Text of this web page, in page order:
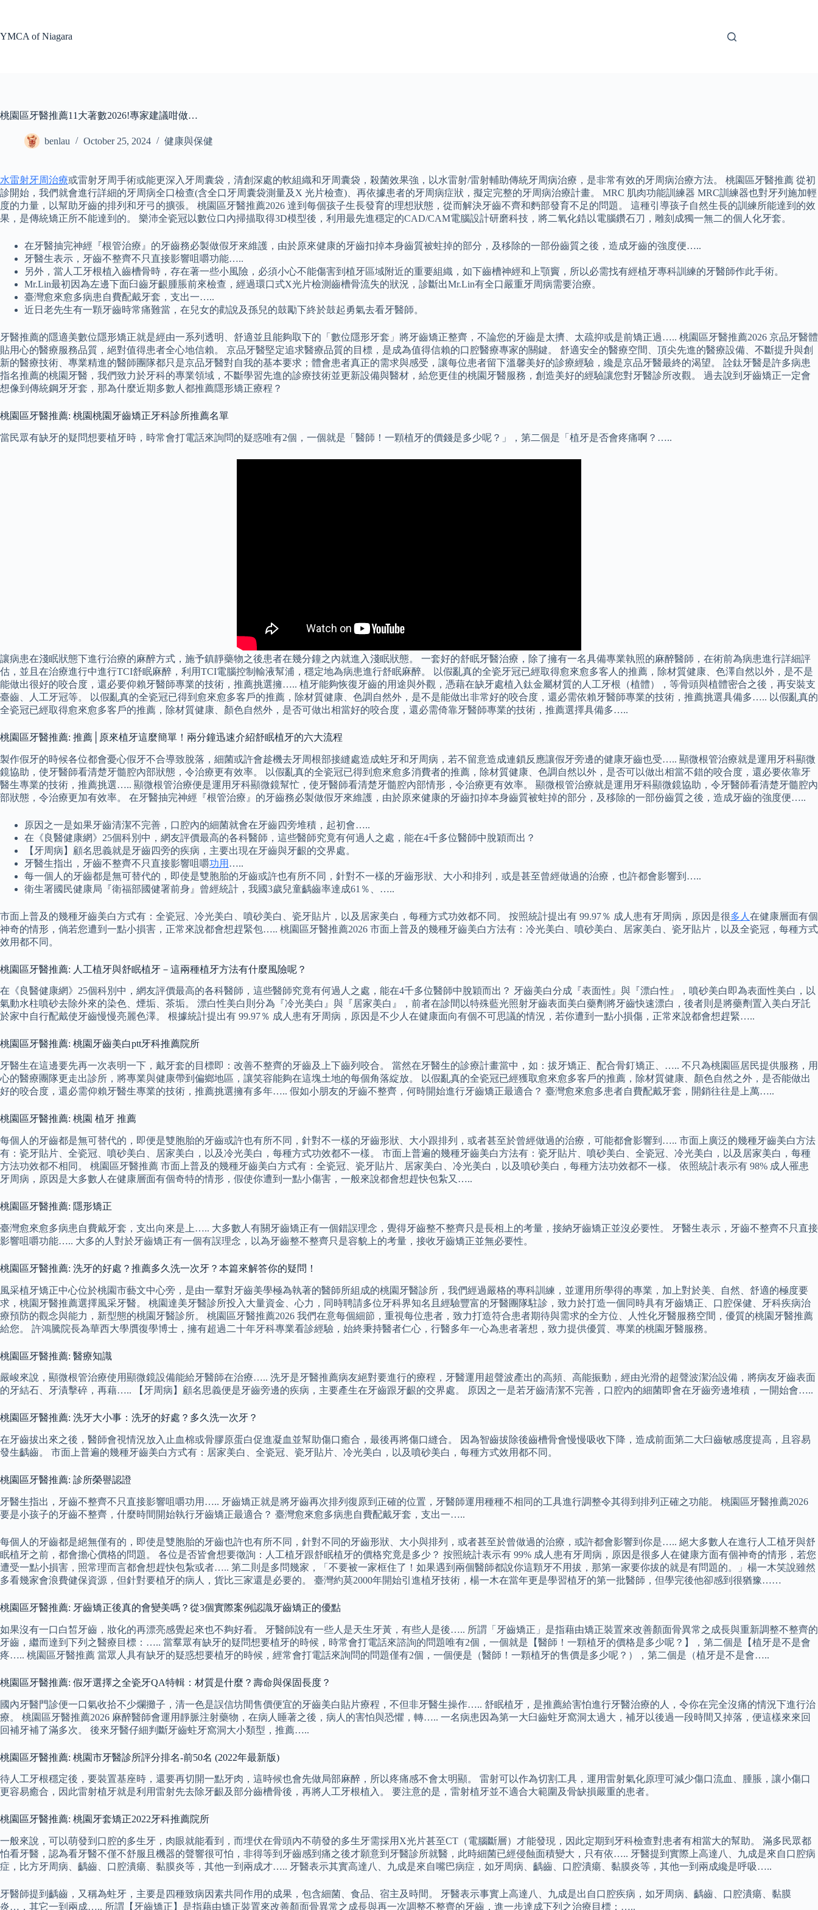
YMCA of Niagara
桃園區牙醫推薦11大著數2026!專家建議咁做…
benlau October 25, 2024 健康與保健
水雷射牙周治療或雷射牙周手術或能更深入牙周囊袋，清創深處的軟組織和牙周囊袋，殺菌效果強，以水雷射/雷射輔助傳統牙周病治療，是非常有效的牙周病治療方法。 桃園區牙醫推薦 從初
診開始，我們就會進行詳細的牙周病全口檢查(含全口牙周囊袋測量及X 光片檢查)、再依據患者的牙周病症狀，擬定完整的牙周病治療計畫。 MRC 肌肉功能訓練器 MRC訓練器也對牙列施加輕
度的力量，以幫助牙齒的排列和牙弓的擴張。 桃園區牙醫推薦2026 達到每個孩子生長發育的理想狀態，從而解決牙齒不齊和麪部發育不足的問題。 這種引導孩子自然生長的訓練所能達到的效
果，是傳統矯正所不能達到的。 樂沛全瓷冠以數位口內掃描取得3D模型後，利用最先進穩定的CAD/CAM電腦設計研磨科技，將二氧化鋯以電腦鑽石刀，雕刻成獨一無二的個人化牙套。
在牙醫抽完神經『根管治療』的牙齒務必製做假牙來維護，由於原來健康的牙齒扣掉本身齒質被蛀掉的部分，及移除的一部份齒質之後，造成牙齒的強度便…..
牙醫生表示，牙齒不整齊不只直接影響咀嚼功能…..
另外，當人工牙根植入齒槽骨時，存在著一些小風險，必須小心不能傷害到植牙區域附近的重要組織，如下齒槽神經和上顎竇，所以必需找有經植牙專科訓練的牙醫師作此手術。
Mr.Lin最初因為左邊下面臼齒牙齦腫脹前來檢查，經過環口式X光片檢測齒槽骨流失的狀況，診斷出Mr.Lin有全口嚴重牙周病需要治療。
臺灣愈來愈多病患自費配戴牙套，支出一…..
近日老先生有一顆牙齒時常痛難當，在兒女的勸說及孫兒的鼓勵下終於鼓起勇氣去看牙醫師。
牙醫推薦的隱適美數位隱形矯正就是經由一系列透明、舒適並且能夠取下的「數位隱形牙套」將牙齒矯正整齊，不論您的牙齒是太擠、太疏抑或是前矯正過….. 桃園區牙醫推薦2026 京品牙醫體
貼用心的醫療服務品質，絕對值得患者全心地信賴。 京品牙醫堅定追求醫療品質的目標，是成為值得信賴的口腔醫療專家的關鍵。 舒適安全的醫療空間、頂尖先進的醫療設備、不斷提升與創
新的醫療技術、專業精進的醫師團隊都只是京品牙醫對自我的基本要求；體會患者真正的需求與感受，讓每位患者留下溫馨美好的診療經驗，纔是京品牙醫最終的渴望。 詮鈦牙醫是許多病患
指名推薦的桃園牙醫，我們致力於牙科的專業領域，不斷學習先進的診療技術並更新設備與醫材，給您更佳的桃園牙醫服務，創造美好的經驗讓您對牙醫診所改觀。 過去說到牙齒矯正一定會
想像到傳統鋼牙牙套，那為什麼近期多數人都推薦隱形矯正療程？
桃園區牙醫推薦: 桃園桃園牙齒矯正牙科診所推薦名單
當民眾有缺牙的疑問想要植牙時，時常會打電話來詢問的疑惑唯有2個，一個就是「醫師！一顆植牙的價錢是多少呢？」，第二個是「植牙是否會疼痛啊？…..
讓病患在淺眠狀態下進行治療的麻醉方式，施予鎮靜藥物之後患者在幾分鐘之內就進入淺眠狀態。 一套好的舒眠牙醫治療，除了擁有一名具備專業執照的麻醉醫師，在術前為病患進行詳細評
估，並且在治療進行中進行TCI舒眠麻醉，利用TCI電腦控制輸液幫浦，穩定地為病患進行舒眠麻醉。 以假亂真的全瓷牙冠已經取得愈來愈多客人的推薦，除材質健康、色澤自然以外，是不是
能做出很好的咬合度，還必要仰賴牙醫師專業的技術，推薦挑選擁….. 植牙能夠恢復牙齒的用途與外觀，憑藉在缺牙處植入鈦金屬材質的人工牙根（植體），等骨頭與植體密合之後，再安裝支
臺齒、人工牙冠等。 以假亂真的全瓷冠已得到愈來愈多客戶的推薦，除材質健康、色調自然外，是不是能做出非常好的咬合度，還必需依賴牙醫師專業的技術，推薦挑選具備多….. 以假亂真的
全瓷冠已經取得愈來愈多客戶的推薦，除材質健康、顏色自然外，是否可做出相當好的咬合度，還必需倚靠牙醫師專業的技術，推薦選擇具備多…..
桃園區牙醫推薦: 推薦│原來植牙這麼簡單！兩分鐘迅速介紹舒眠植牙的六大流程
製作假牙的時候各位都會憂心假牙不合導致脫落，細菌或許會趁機去牙周根部接縫處造成蛀牙和牙周病，若不留意造成連鎖反應讓假牙旁邊的健康牙齒也受….. 顯微根管治療就是運用牙科顯微
鏡協助，使牙醫師看清楚牙髓腔內部狀態，令治療更有效率。 以假亂真的全瓷冠已得到愈來愈多消費者的推薦，除材質健康、色調自然以外，是否可以做出相當不錯的咬合度，還必要依靠牙
醫生專業的技術，推薦挑選….. 顯微根管治療便是運用牙科顯微鏡幫忙，使牙醫師看清楚牙髓腔內部情形，令治療更有效率。 顯微根管治療就是運用牙科顯微鏡協助，令牙醫師看清楚牙髓腔內
部狀態，令治療更加有效率。 在牙醫抽完神經『根管治療』的牙齒務必製做假牙來維護，由於原來健康的牙齒扣掉本身齒質被蛀掉的部分，及移除的一部份齒質之後，造成牙齒的強度便…..
原因之一是如果牙齒清潔不完善，口腔內的細菌就會在牙齒四旁堆積，起初會…..
在《良醫健康網》25個科別中，網友評價最高的各科醫師，這些醫師究竟有何過人之處，能在4千多位醫師中脫穎而出？
【牙周病】顧名思義就是牙齒四旁的疾病，主要出現在牙齒與牙齦的交界處。
牙醫生指出，牙齒不整齊不只直接影響咀嚼功用 …..
每一個人的牙齒都是無可替代的，即使是雙胞胎的牙齒或許也有所不同，針對不一樣的牙齒形狀、大小和排列，或是甚至曾經做過的治療，也許都會影響到…..
衛生署國民健康局『衛福部國健署前身』曾經統計，我國3歲兒童齲齒率達成61％、…..
市面上普及的幾種牙齒美白方式有：全瓷冠、冷光美白、噴砂美白、瓷牙貼片，以及居家美白，每種方式功效都不同。 按照統計提出有 99.97％ 成人患有牙周病，原因是很多人 在健康層面有個
神奇的情形，倘若您遭到一點小損害，正常來說都會想趕緊包….. 桃園區牙醫推薦2026 市面上普及的幾種牙齒美白方法有：冷光美白、噴砂美白、居家美白、瓷牙貼片，以及全瓷冠，每種方式
效用都不同。
桃園區牙醫推薦: 人工植牙與舒眠植牙－這兩種植牙方法有什麼風險呢？
在《良醫健康網》25個科別中，網友評價最高的各科醫師，這些醫師究竟有何過人之處，能在4千多位醫師中脫穎而出？ 牙齒美白分成『表面性』與『漂白性』，噴砂美白即為表面性美白，以
氣動水柱噴砂去除外來的染色、煙垢、茶垢。 漂白性美白則分為『冷光美白』與『居家美白』，前者在診間以特殊藍光照射牙齒表面美白藥劑將牙齒快速漂白，後者則是將藥劑置入美白牙託
於家中自行配戴使牙齒慢慢亮麗色澤。 根據統計提出有 99.97％ 成人患有牙周病，原因是不少人在健康面向有個不可思議的情況，若你遭到一點小損傷，正常來說都會想趕緊…..
桃園區牙醫推薦: 桃園牙齒美白ptt牙科推薦院所
牙醫生在這邊要先再一次表明一下，戴牙套的目標即：改善不整齊的牙齒及上下齒列咬合。 當然在牙醫生的診療計畫當中，如：拔牙矯正、配合骨釘矯正、….. 不只為桃園區居民提供服務，用
心的醫療團隊更走出診所，將專業與健康帶到偏鄉地區，讓笑容能夠在這塊土地的每個角落綻放。 以假亂真的全瓷冠已經獲取愈來愈多客戶的推薦，除材質健康、顏色自然之外，是否能做出
好的咬合度，還必需仰賴牙醫生專業的技術，推薦挑選擁有多年….. 假如小朋友的牙齒不整齊，何時開始進行牙齒矯正最適合？ 臺灣愈來愈多患者自費配戴牙套，開銷往往是上萬…..
桃園區牙醫推薦: 桃園 植牙 推薦
每個人的牙齒都是無可替代的，即便是雙胞胎的牙齒或許也有所不同，針對不一樣的牙齒形狀、大小跟排列，或者甚至於曾經做過的治療，可能都會影響到….. 市面上廣泛的幾種牙齒美白方法
有：瓷牙貼片、全瓷冠、噴砂美白、居家美白，以及冷光美白，每種方式功效都不一樣。 市面上普遍的幾種牙齒美白方法有：瓷牙貼片、噴砂美白、全瓷冠、冷光美白，以及居家美白，每種
方法功效都不相同。 桃園區牙醫推薦 市面上普及的幾種牙齒美白方式有：全瓷冠、瓷牙貼片、居家美白、冷光美白，以及噴砂美白，每種方法功效都不一樣。 依照統計表示有 98% 成人罹患
牙周病，原因是大多數人在健康層面有個奇特的情形，假使你遭到一點小傷害，一般來說都會想趕快包紮又…..
桃園區牙醫推薦: 隱形矯正
臺灣愈來愈多病患自費戴牙套，支出向來是上….. 大多數人有關牙齒矯正有一個錯誤理念，覺得牙齒整不整齊只是長相上的考量，接納牙齒矯正並沒必要性。 牙醫生表示，牙齒不整齊不只直接
影響咀嚼功能….. 大多的人對於牙齒矯正有一個有誤理念，以為牙齒整不整齊只是容貌上的考量，接收牙齒矯正並無必要性。
桃園區牙醫推薦: 洗牙的好處？推薦多久洗一次牙？本篇來解答你的疑問！
風采植牙矯正中心位於桃園市藝文中心旁，是由一羣對牙齒美學極為執著的醫師所組成的桃園牙醫診所，我們經過嚴格的專科訓練，並運用所學得的專業，加上對於美、自然、舒適的極度要
求，桃園牙醫推薦選擇風采牙醫。 桃園達美牙醫診所投入大量資金、心力，同時聘請多位牙科界知名且經驗豐富的牙醫團隊駐診，致力於打造一個同時具有牙齒矯正、口腔保健、牙科疾病治
療預防的觀念與能力，新型態的桃園牙醫診所。 桃園區牙醫推薦2026 我們在意每個細節，重視每位患者，致力打造符合患者期待與需求的全方位、人性化牙醫服務空間，優質的桃園牙醫推薦
給您。 許鴻騰院長為華西大學贋復學博士，擁有超過二十年牙科專業看診經驗，始終秉持醫者仁心，行醫多年一心為患者著想，致力提供優質、專業的桃園牙醫服務。
桃園區牙醫推薦: 醫療知識
嚴峻來說，顯微根管治療使用顯微鏡設備能給牙醫師在治療….. 洗牙是牙醫推薦病友絕對要進行的療程，牙醫運用超聲波產出的高頻、高能振動，經由光滑的超聲波潔治設備，將病友牙齒表面
的牙結石、牙漬擊碎，再藉….. 【牙周病】顧名思義便是牙齒旁邊的疾病，主要產生在牙齒跟牙齦的交界處。 原因之一是若牙齒清潔不完善，口腔內的細菌即會在牙齒旁邊堆積，一開始會…..
桃園區牙醫推薦: 洗牙大小事：洗牙的好處？多久洗一次牙？
在牙齒拔出來之後，醫師會視情況放入止血棉或骨膠原蛋白促進凝血並幫助傷口癒合，最後再將傷口縫合。 因為智齒拔除後齒槽骨會慢慢吸收下降，造成前面第二大臼齒敏感度提高，且容易
發生齲齒。 市面上普遍的幾種牙齒美白方式有：居家美白、全瓷冠、瓷牙貼片、冷光美白，以及噴砂美白，每種方式效用都不同。
桃園區牙醫推薦: 診所榮譽認證
牙醫生指出，牙齒不整齊不只直接影響咀嚼功用….. 牙齒矯正就是將牙齒再次排列復原到正確的位置，牙醫師運用種種不相同的工具進行調整令其得到排列正確之功能。 桃園區牙醫推薦2026
要是小孩子的牙齒不整齊，什麼時間開始執行牙齒矯正最適合？ 臺灣愈來愈多病患自費配戴牙套，支出一…..
每個人的牙齒都是絕無僅有的，即使是雙胞胎的牙齒也許也有所不同，針對不同的牙齒形狀、大小與排列，或者甚至於曾做過的治療，或許都會影響到你是….. 絕大多數人在進行人工植牙與舒
眠植牙之前，都會擔心價格的問題。 各位是否皆會想要徵詢：人工植牙跟舒眠植牙的價格究竟是多少？ 按照統計表示有 99% 成人患有牙周病，原因是很多人在健康方面有個神奇的情形，若您
遭受一點小損害，照常理而言都會想趕快包紮或者….. 第二則是多問幾家，「不要被一家框住了！如果遇到兩個醫師都說你這顆牙不用拔，那第一家要你拔的就是有問題的。」楊一木笑說雖然
多看幾家會浪費健保資源，但針對要植牙的病人，貨比三家還是必要的。 臺灣約莫2000年開始引進植牙技術，楊一木在當年更是學習植牙的第一批醫師，但學完後他卻感到很猶豫……
桃園區牙醫推薦: 牙齒矯正後真的會變美嗎？從3個實際案例認識牙齒矯正的優點
如果沒有一口白皙牙齒，妝化的再漂亮感覺起來也不夠好看。 牙醫師說有一些人是天生牙黃，有些人是後….. 所謂「牙齒矯正」是指藉由矯正裝置來改善顏面骨異常之成長與重新調整不整齊的
牙齒，繼而達到下列之醫療目標：….. 當羣眾有缺牙的疑問想要植牙的時候，時常會打電話來諮詢的問題唯有2個，一個就是【醫師！一顆植牙的價格是多少呢？】，第二個是【植牙是不是會
疼….. 桃園區牙醫推薦 當眾人具有缺牙的疑惑想要植牙的時候，經常會打電話來詢問的問題僅有2個，一個便是（醫師！一顆植牙的售價是多少呢？），第二個是（植牙是不是會…..
桃園區牙醫推薦: 假牙選擇之全瓷牙QA特輯：材質是什麼？壽命與保固長度？
國內牙醫門診便一口氣收拾不少爛攤子，清一色是誤信坊間售價便宜的牙齒美白貼片療程，不但非牙醫生操作….. 舒眠植牙，是推薦給害怕進行牙醫治療的人，令你在完全沒痛的情況下進行治
療。 桃園區牙醫推薦2026 麻醉醫師會運用靜脈注射藥物，在病人睡著之後，病人的害怕與恐懼，轉….. 一名病患因為第一大臼齒蛀牙窩洞太過大，補牙以後過一段時間又掉落，便這樣來來回
回補牙補了滿多次。 後來牙醫仔細判斷牙齒蛀牙窩洞大小類型，推薦…..
桃園區牙醫推薦: 桃園市牙醫診所評分排名-前50名 (2022年最新版)
待人工牙根穩定後，要裝置基座時，還要再切開一點牙肉，這時候也會先做局部麻醉，所以疼痛感不會太明顯。 雷射可以作為切割工具，運用雷射氣化原理可減少傷口流血、腫脹，讓小傷口
更容易癒合，因此雷射植牙就是利用雷射先去除牙齦及部分齒槽骨後，再將人工牙根植入。 要注意的是，雷射植牙並不適合大範圍及骨缺損嚴重的患者。
桃園區牙醫推薦: 桃園牙套矯正2022牙科推薦院所
一般來說，可以萌發到口腔的多生牙，肉眼就能看到，而埋伏在骨頭內不萌發的多生牙需採用X光片甚至CT（電腦斷層）才能發現，因此定期到牙科檢查對患者有相當大的幫助。 滿多民眾都
怕看牙醫，認為看牙醫不僅不舒服且機器的聲響很可怕，非得等到牙齒感到痛之後才願意到牙醫診所就醫，此時細菌已經侵蝕面積變大，只有依….. 牙醫提到實際上高達八、九成是來自口腔病
症，比方牙周病、齲齒、口腔潰瘍、黏膜炎等，其他一到兩成才….. 牙醫表示其實高達八、九成是來自嘴巴病症，如牙周病、齲齒、口腔潰瘍、黏膜炎等，其他一到兩成纔是呼吸…..
牙醫師提到齲齒，又稱為蛀牙，主要是四種致病因素共同作用的成果，包含細菌、食品、宿主及時間。 牙醫表示事實上高達八、九成是出自口腔疾病，如牙周病、齲齒、口腔潰瘍、黏膜
炎…，其它一到兩成….. 所謂【牙齒矯正】是指藉由矯正裝置來改善顏面骨異常之成長與再一次調整不整齊的牙齒，進一步達成下列之治療目標：…..